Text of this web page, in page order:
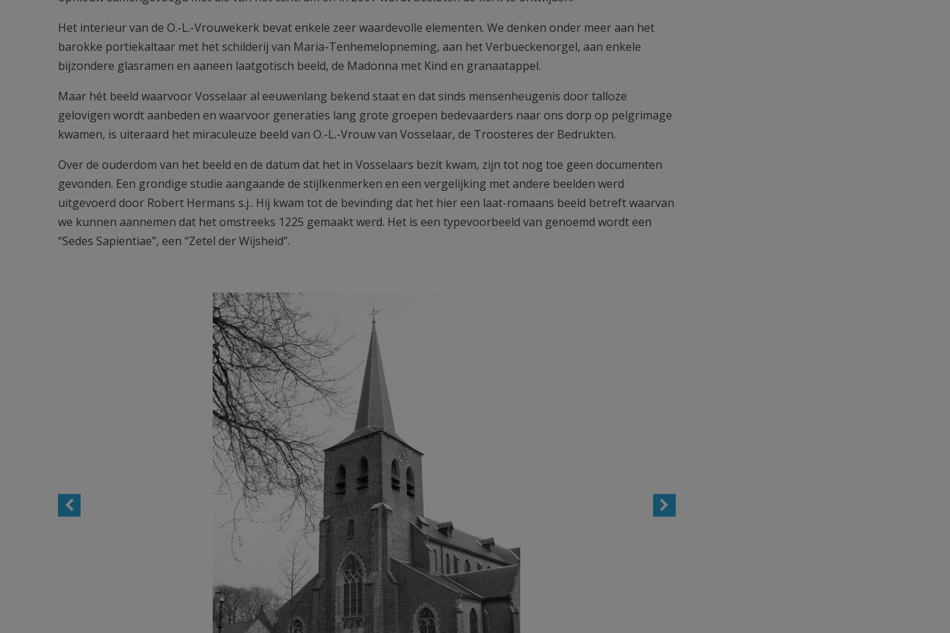
Het interieur van de O.-L.-Vrouwekerk bevat enkele zeer waardevolle elementen. We denken onder meer aan het
barokke portiekaltaar met het schilderij van Maria-Tenhemelopneming, aan het Verbueckenorgel, aan enkele
bijzondere glasramen en aaneen laatgotisch beeld, de Madonna met Kind en granaatappel.
Maar hét beeld waarvoor Vosselaar al eeuwenlang bekend staat en dat sinds mensenheugenis door talloze
gelovigen wordt aanbeden en waarvoor generaties lang grote groepen bedevaarders naar ons dorp op pelgrimage
kwamen, is uiteraard het miraculeuze beeld van O.-L.-Vrouw van Vosselaar, de Troosteres der Bedrukten.
Over de ouderdom van het beeld en de datum dat het in Vosselaars bezit kwam, zijn tot nog toe geen documenten
gevonden. Een grondige studie aangaande de stijlkenmerken en een vergelijking met andere beelden werd
uitgevoerd door Robert Hermans s.j.. Hij kwam tot de bevinding dat het hier een laat-romaans beeld betreft waarvan
we kunnen aannemen dat het omstreeks 1225 gemaakt werd. Het is een typevoorbeeld van genoemd wordt een
“Sedes Sapientiae”, een “Zetel der Wijsheid”.